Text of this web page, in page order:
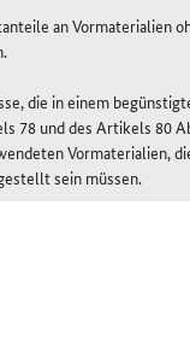
an Vormaterialien
die in einem
78 und des Artikels 80
Vormaterialien,
sein müssen.